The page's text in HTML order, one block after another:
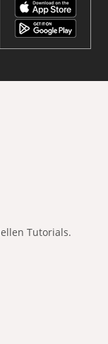
Tutorials.